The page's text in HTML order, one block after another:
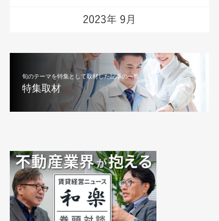
旬のテーマを特集として取材した記事の一覧
特集取材